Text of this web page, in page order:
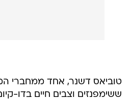
טוביאס דשנר, אחד ממחברי
ששימפנזים וצבים חיים בדו-